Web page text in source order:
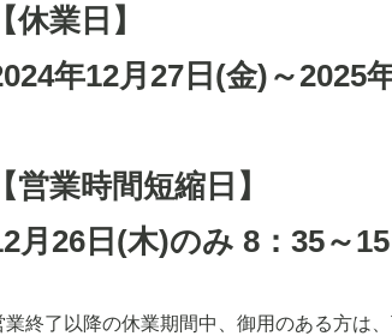
【休業日】
年12月27日(金)～2025
【営業時間短縮日】
月26日(木)のみ 8：35～
業終了以降の休業期間中、御用のある方は